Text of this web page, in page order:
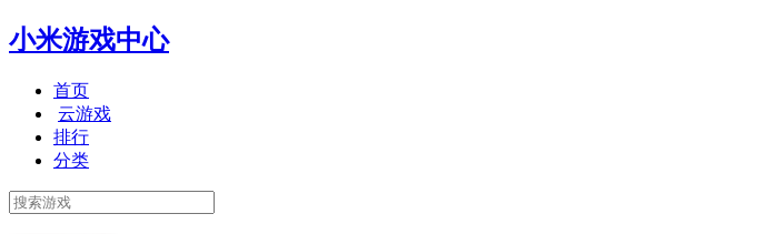
小米游戏中心
首页
云游戏
排行
分类